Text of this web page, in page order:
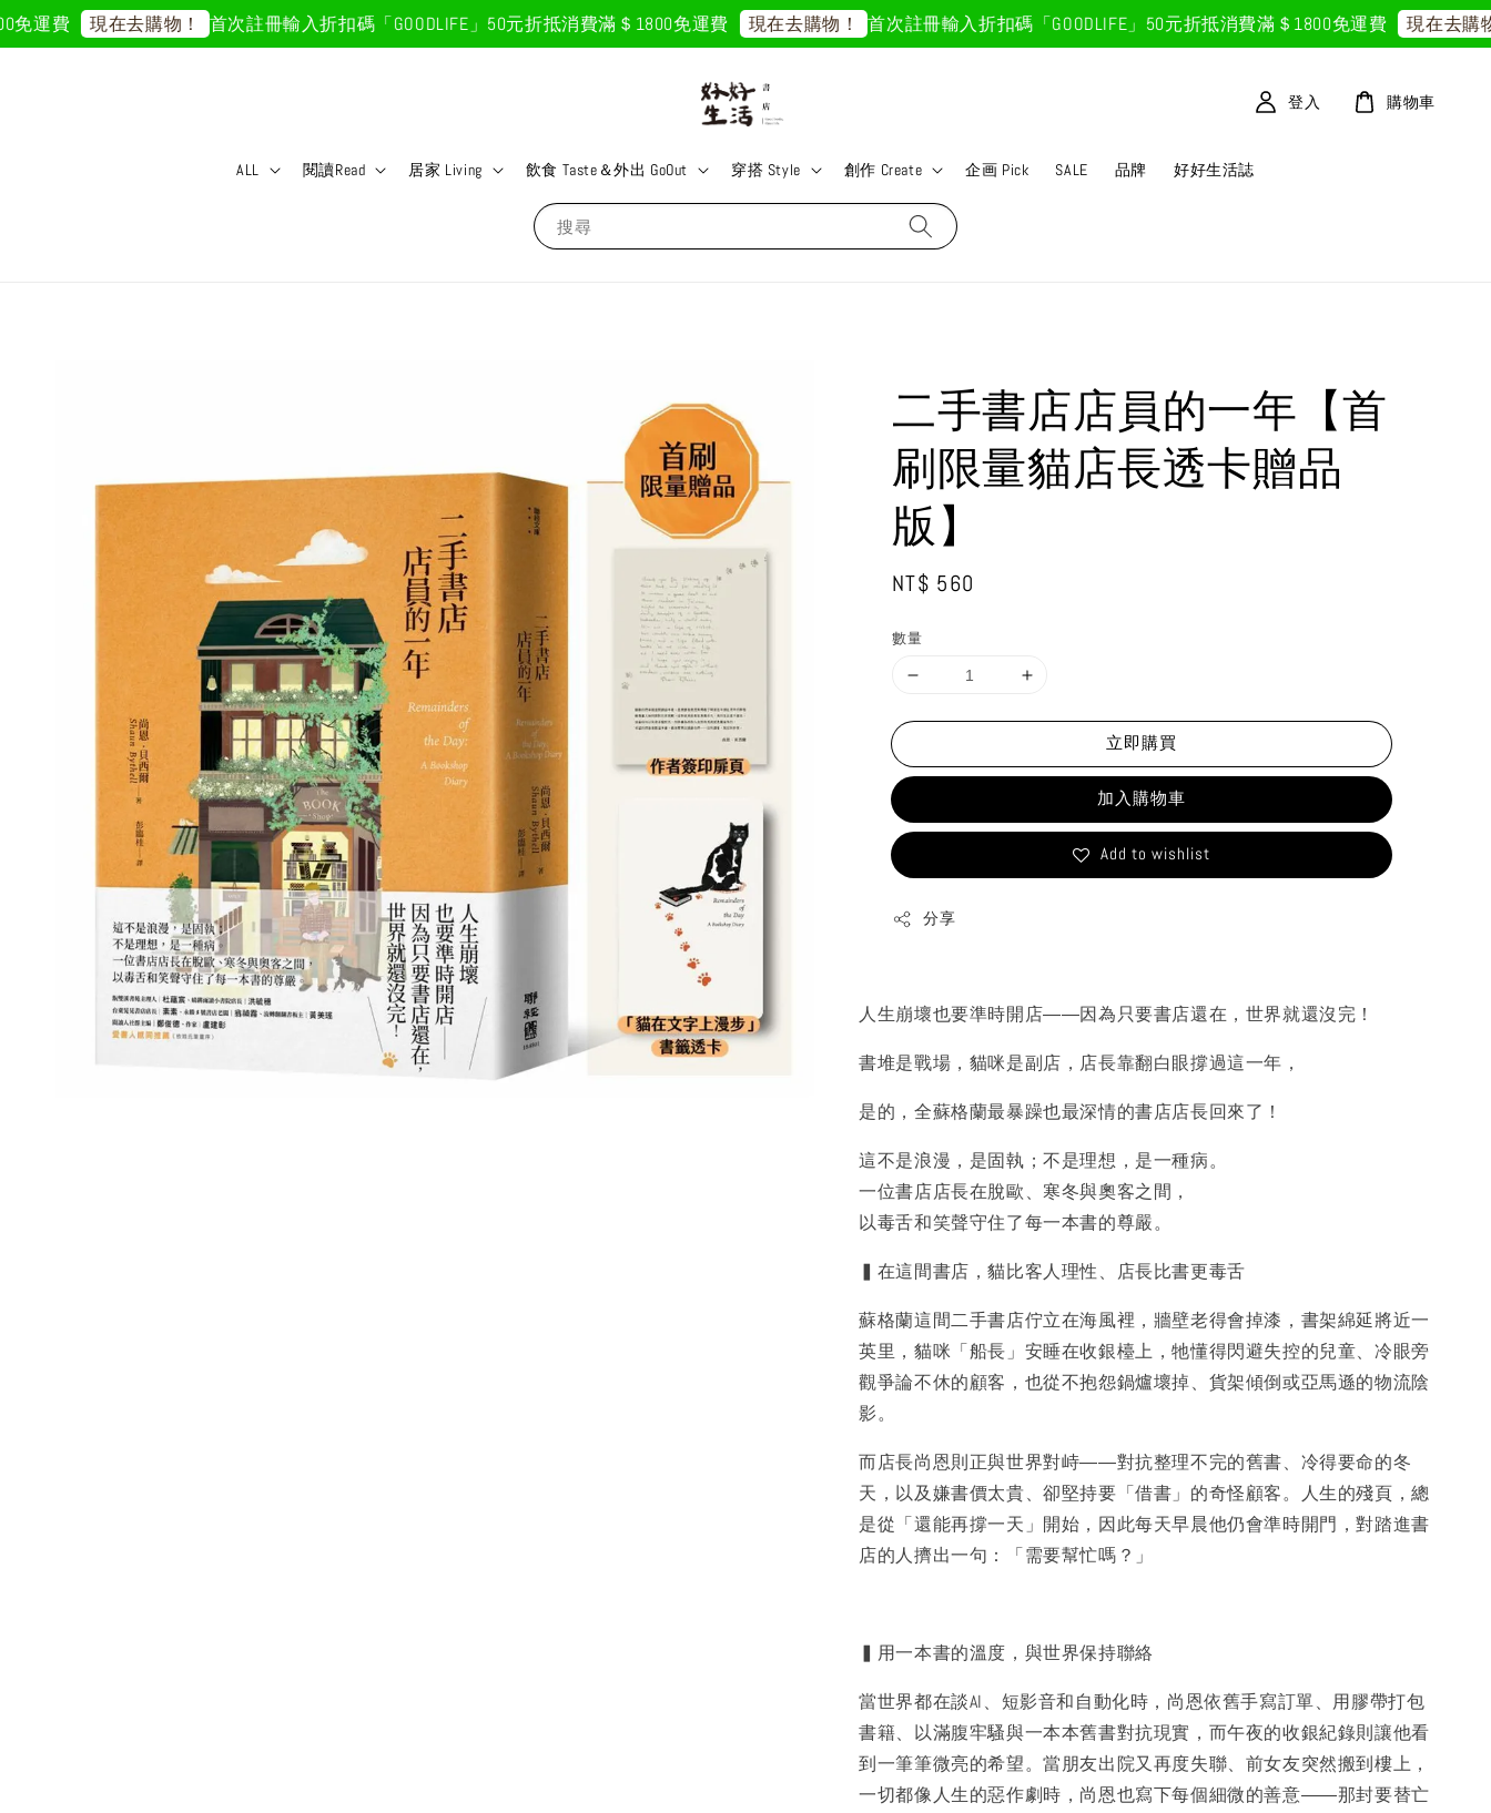
費 現在去購物！ 首次註冊輸入折扣碼「GOODLIFE」50元折抵消費滿＄1800免運費 現在去購物！ 首次註冊輸入折扣碼「GOODLIFE」50元折抵消費滿＄1800免運費 現在去購物！
搜尋
ALL 閱讀Read 居家 Living 飲食 Taste＆外出 GoOut 穿搭 Style 創作 Create 企画 Pick SALE 品牌 好好生活誌
登入 購物車
二手書店店員的一年【首
刷限量貓店長透卡贈品
版】
Regular
NT$ 560
數量
立即購買
加入購物車
Add to wishlist
分享
人生崩壞也要準時開店――因為只要書店還在，世界就還沒完！
書堆是戰場，貓咪是副店，店長靠翻白眼撐過這一年，
是的，全蘇格蘭最暴躁也最深情的書店店長回來了！
這不是浪漫，是固執；不是理想，是一種病。
一位書店店長在脫歐、寒冬與奧客之間，
以毒舌和笑聲守住了每一本書的尊嚴。
▍在這間書店，貓比客人理性、店長比書更毒舌
蘇格蘭這間二手書店佇立在海風裡，牆壁老得會掉漆，書架綿延將近一
英里，貓咪「船長」安睡在收銀檯上，牠懂得閃避失控的兒童、冷眼旁
觀爭論不休的顧客，也從不抱怨鍋爐壞掉、貨架傾倒或亞馬遜的物流陰
影。
而店長尚恩則正與世界對峙――對抗整理不完的舊書、冷得要命的冬
天，以及嫌書價太貴、卻堅持要「借書」的奇怪顧客。人生的殘頁，總
是從「還能再撐一天」開始，因此每天早晨他仍會準時開門，對踏進書
店的人擠出一句：「需要幫忙嗎？」
▍用一本書的溫度，與世界保持聯絡
當世界都在談AI、短影音和自動化時，尚恩依舊手寫訂單、用膠帶打包
書籍、以滿腹牢騷與一本本舊書對抗現實，而午夜的收銀紀錄則讓他看
到一筆筆微亮的希望。當朋友出院又再度失聯、前女友突然搬到樓上，
一切都像人生的惡作劇時，尚恩也寫下每個細微的善意――那封要替亡